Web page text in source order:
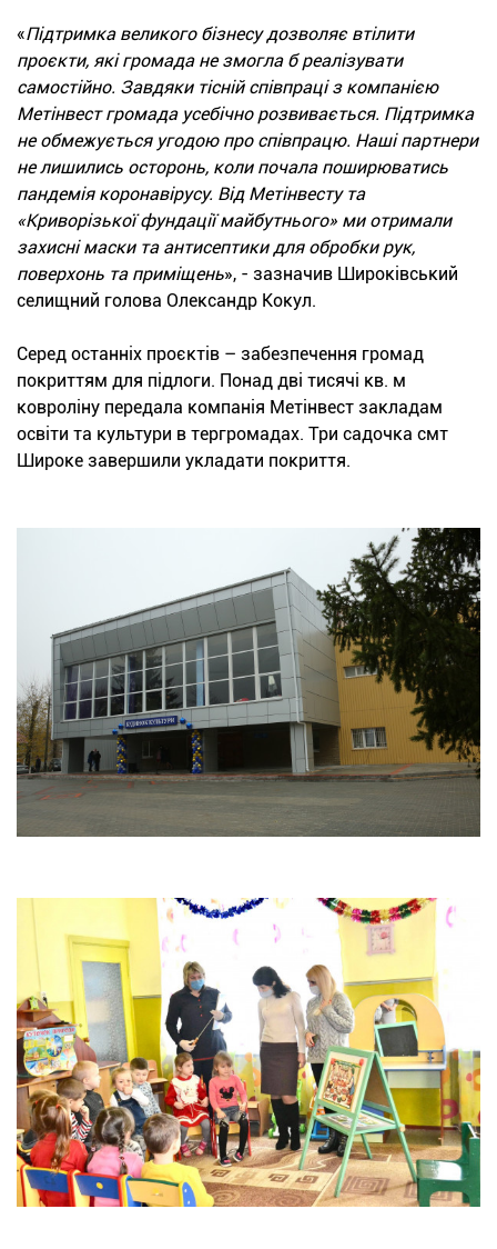
«Підтримка великого бізнесу дозволяє втілити
проєкти, які громада не змогла б реалізувати
самостійно. Завдяки тісній співпраці з компанією
Метінвест громада усебічно розвивається. Підтримка
не обмежується угодою про співпрацю. Наші партнери
не лишились осторонь, коли почала поширюватись
пандемія коронавірусу. Від Метінвесту та
«Криворізької фундації майбутнього» ми отримали
захисні маски та антисептики для обробки рук,
поверхонь та приміщень», - зазначив Широківський
селищний голова Олександр Кокул.
Серед останніх проєктів – забезпечення громад
покриттям для підлоги. Понад дві тисячі кв. м
ковроліну передала компанія Метінвест закладам
освіти та культури в тергромадах. Три садочка смт
Широке завершили укладати покриття.